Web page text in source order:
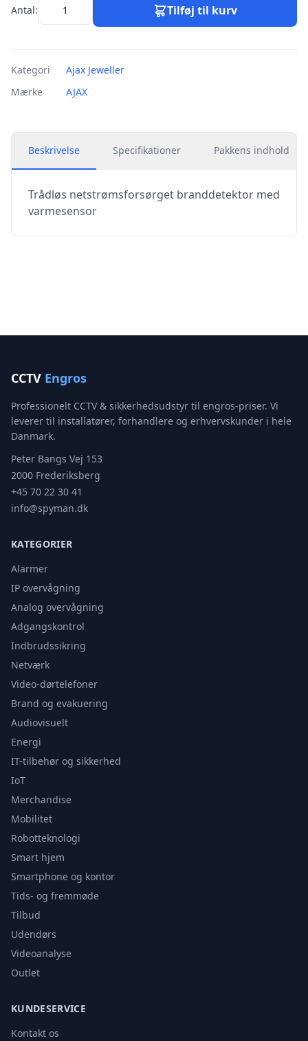
Antal: Tilføj til kurv
Kategori
Ajax Jeweller
Mærke
AJAX
Beskrivelse Specifikationer Pakkens indhold
Trådløs netstrømsforsørget branddetektor med
varmesensor
CCTV Engros
Professionelt CCTV & sikkerhedsudstyr til engros-priser. Vi
leverer til installatører, forhandlere og erhvervskunder i hele
Danmark.
Peter Bangs Vej 153
2000 Frederiksberg
+45 70 22 30 41
info@spyman.dk
KATEGORIER
Alarmer
IP overvågning
Analog overvågning
Adgangskontrol
Indbrudssikring
Netværk
Video-dørtelefoner
Brand og evakuering
Audiovisuelt
Energi
IT-tilbehør og sikkerhed
IoT
Merchandise
Mobilitet
Robotteknologi
Smart hjem
Smartphone og kontor
Tids- og fremmøde
Tilbud
Udendørs
Videoanalyse
Outlet
KUNDESERVICE
Kontakt os